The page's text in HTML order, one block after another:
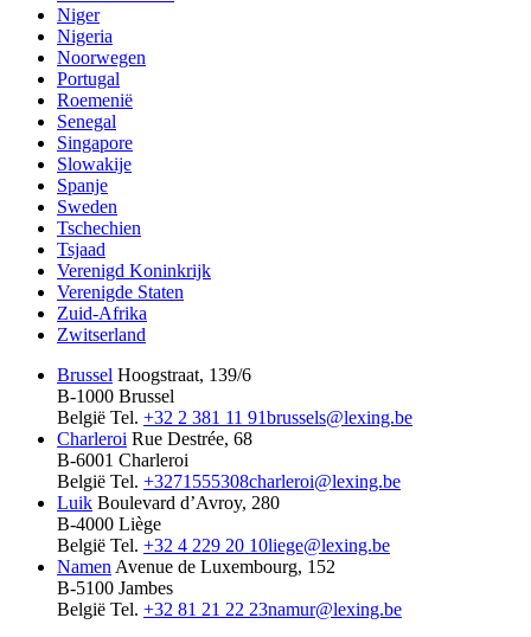
Niger
Nigeria
Noorwegen
Portugal
Roemenië
Senegal
Singapore
Slowakije
Spanje
Sweden
Tschechien
Tsjaad
Verenigd Koninkrijk
Verenigde Staten
Zuid-Afrika
Zwitserland
Brussel Hoogstraat, 139/6
B-1000 Brussel
België Tel. +32 2 381 11 91brussels@lexing.be
Charleroi Rue Destrée, 68
B-6001 Charleroi
België Tel. +3271555308charleroi@lexing.be
Luik Boulevard d’Avroy, 280
B-4000 Liège
België Tel. +32 4 229 20 10liege@lexing.be
Namen Avenue de Luxembourg, 152
B-5100 Jambes
België Tel. +32 81 21 22 23namur@lexing.be